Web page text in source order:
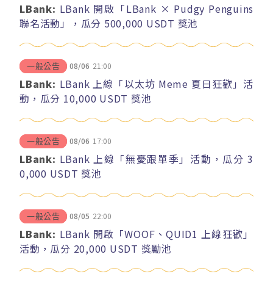
LBank: LBank 開啟「LBank × Pudgy Penguins
聯名活動」，瓜分 500,000 USDT 獎池
一般公告 08/06 21:00
LBank: LBank 上線「以太坊 Meme 夏日狂歡」活
動，瓜分 10,000 USDT 獎池
一般公告 08/06 17:00
LBank: LBank 上線「無憂跟單季」活動，瓜分 3
0,000 USDT 獎池
一般公告 08/05 22:00
LBank: LBank 開啟「WOOF、QUID1 上線狂歡」
活動，瓜分 20,000 USDT 獎勵池